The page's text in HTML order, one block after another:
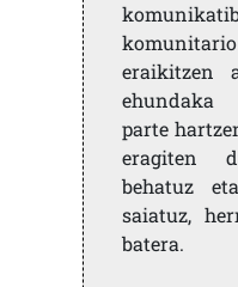
eraikitzen
ehundaka
parte
eragiten
behatuz
saiatuz,
batera.